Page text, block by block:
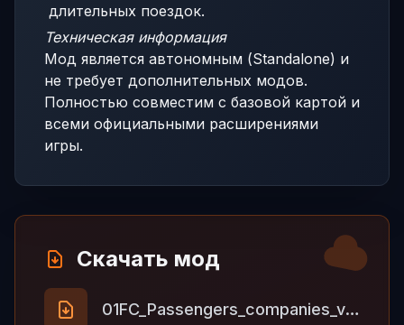
длительных поездок.
Техническая информация
Мод является автономным (Standalone) и
не требует дополнительных модов.
Полностью совместим с базовой картой и
всеми официальными расширениями
игры.
Скачать мод
01FC_Passengers_companies_v1.6_1.58.zip